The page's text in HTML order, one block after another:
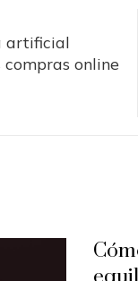
artificial
online